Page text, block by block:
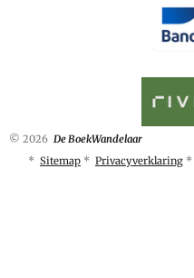
© 2026 De BoekWandelaar
* Sitemap * Privacyverklaring *